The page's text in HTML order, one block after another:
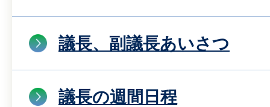
議長、副議長あいさつ
議長の週間日程